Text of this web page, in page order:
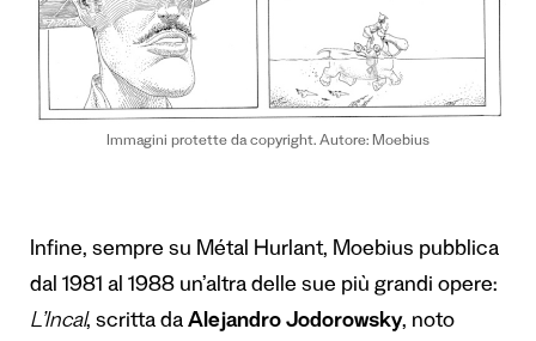
Immagini protette da copyright. Autore: Moebius
Infine, sempre su Métal Hurlant, Moebius pubblica
dal 1981 al 1988 un’altra delle sue più grandi opere:
L’Incal, scritta da Alejandro Jodorowsky, noto